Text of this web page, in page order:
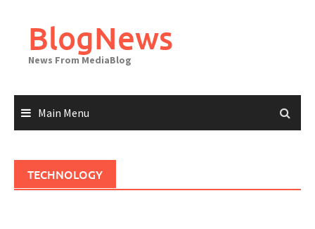
contentBlogNews
News From MediaBlog
Main Menu
TECHNOLOGY